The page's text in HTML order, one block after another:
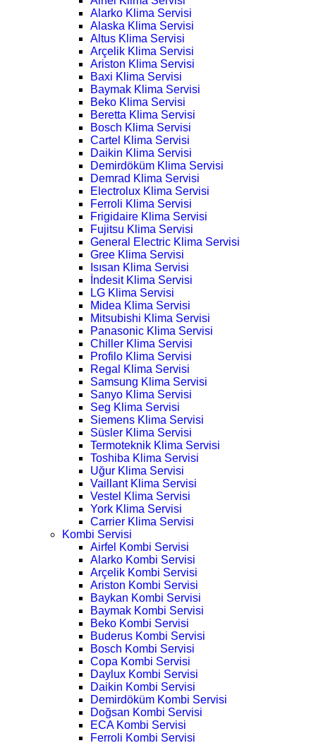
Alarko Klima Servisi
Alaska Klima Servisi
Altus Klima Servisi
Arçelik Klima Servisi
Ariston Klima Servisi
Baxi Klima Servisi
Baymak Klima Servisi
Beko Klima Servisi
Beretta Klima Servisi
Bosch Klima Servisi
Cartel Klima Servisi
Daikin Klima Servisi
Demirdöküm Klima Servisi
Demrad Klima Servisi
Electrolux Klima Servisi
Ferroli Klima Servisi
Frigidaire Klima Servisi
Fujitsu Klima Servisi
General Electric Klima Servisi
Gree Klima Servisi
Isısan Klima Servisi
İndesit Klima Servisi
LG Klima Servisi
Midea Klima Servisi
Mitsubishi Klima Servisi
Panasonic Klima Servisi
Chiller Klima Servisi
Profilo Klima Servisi
Regal Klima Servisi
Samsung Klima Servisi
Sanyo Klima Servisi
Seg Klima Servisi
Siemens Klima Servisi
Süsler Klima Servisi
Termoteknik Klima Servisi
Toshiba Klima Servisi
Uğur Klima Servisi
Vaillant Klima Servisi
Vestel Klima Servisi
York Klima Servisi
Carrier Klima Servisi
Kombi Servisi
Airfel Kombi Servisi
Alarko Kombi Servisi
Arçelik Kombi Servisi
Ariston Kombi Servisi
Baykan Kombi Servisi
Baymak Kombi Servisi
Beko Kombi Servisi
Buderus Kombi Servisi
Bosch Kombi Servisi
Copa Kombi Servisi
Daylux Kombi Servisi
Daikin Kombi Servisi
Demirdöküm Kombi Servisi
Doğsan Kombi Servisi
ECA Kombi Servisi
Ferroli Kombi Servisi